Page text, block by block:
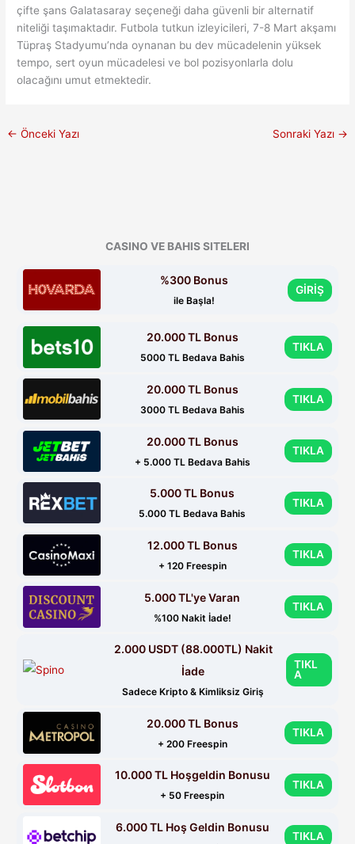
çifte şans Galatasaray seçeneği daha güvenli bir alternatif
niteliği taşımaktadır. Futbola tutkun izleyicileri, 7-8 Mart akşamı
Tüpraş Stadyumu’nda oynanan bu dev mücadelenin yüksek
tempo, sert oyun mücadelesi ve bol pozisyonlarla dolu
olacağını umut etmektedir.
← Önceki Yazı Sonraki Yazı →
CASINO VE BAHIS SITELERI
%300 Bonus
ile Başla!
GİRİŞ
20.000 TL Bonus
5000 TL Bedava Bahis
TIKLA
20.000 TL Bonus
3000 TL Bedava Bahis
TIKLA
20.000 TL Bonus
+ 5.000 TL Bedava Bahis
TIKLA
5.000 TL Bonus
5.000 TL Bedava Bahis
TIKLA
12.000 TL Bonus
+ 120 Freespin
TIKLA
5.000 TL'ye Varan
%100 Nakit İade!
TIKLA
2.000 USDT (88.000TL) Nakit
İade
Sadece Kripto & Kimliksiz Giriş
TIKL
A
20.000 TL Bonus
+ 200 Freespin
TIKLA
10.000 TL Hoşgeldin Bonusu
+ 50 Freespin
TIKLA
6.000 TL Hoş Geldin Bonusu
TIKLA